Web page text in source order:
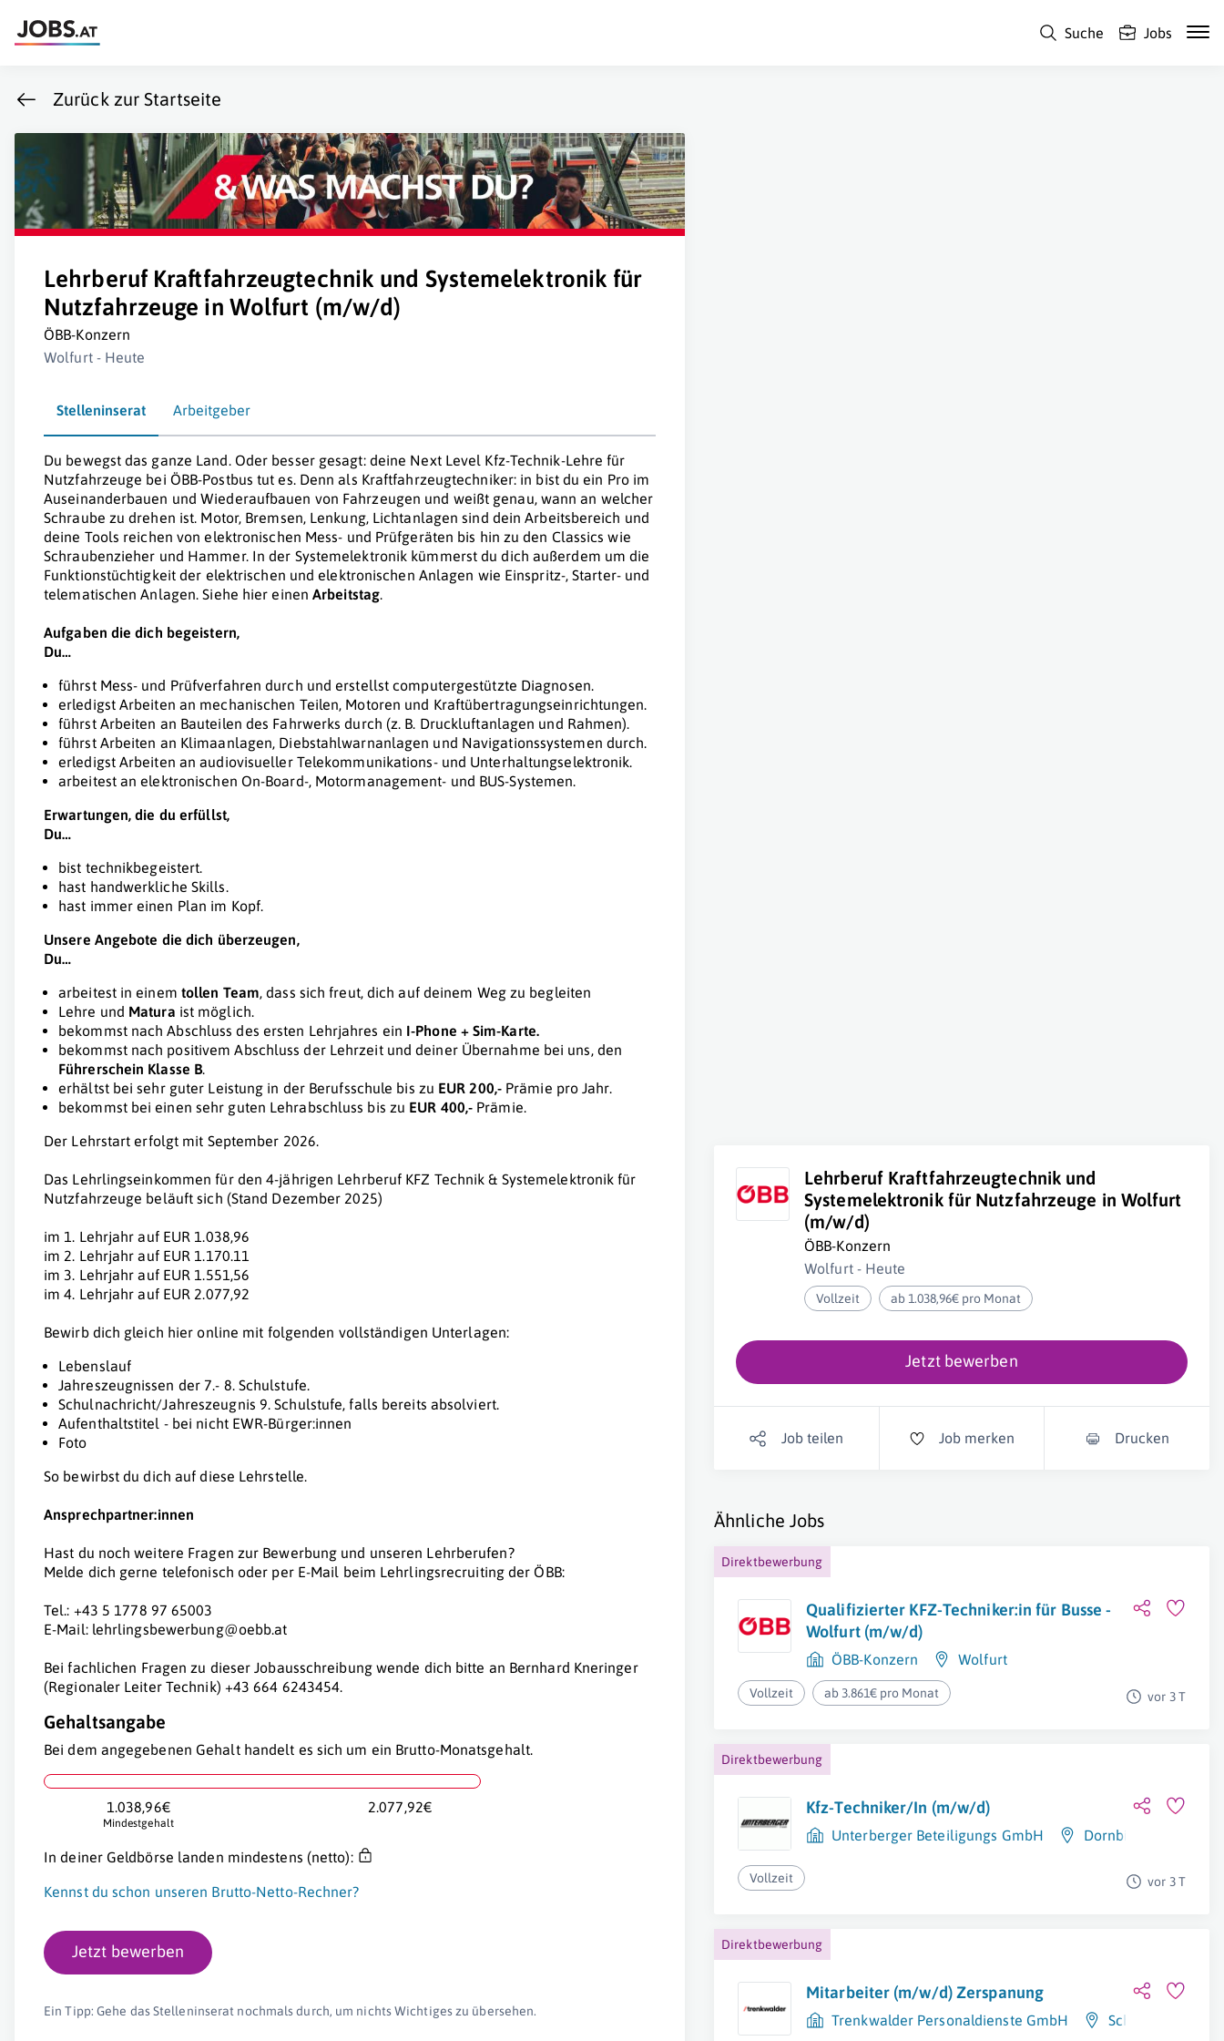
Suche Jobs
Zurück zur Startseite
Lehrberuf Kraftfahrzeugtechnik und Systemelektronik für
Nutzfahrzeuge in Wolfurt (m/w/d)
ÖBB-Konzern
Wolfurt - Heute
Stelleninserat Arbeitgeber
Du bewegst das ganze Land. Oder besser gesagt: deine Next Level Kfz-Technik-Lehre für
Nutzfahrzeuge bei ÖBB-Postbus tut es. Denn als Kraftfahrzeugtechniker: in bist du ein Pro im
Auseinanderbauen und Wiederaufbauen von Fahrzeugen und weißt genau, wann an welcher
Schraube zu drehen ist. Motor, Bremsen, Lenkung, Lichtanlagen sind dein Arbeitsbereich und
deine Tools reichen von elektronischen Mess- und Prüfgeräten bis hin zu den Classics wie
Schraubenzieher und Hammer. In der Systemelektronik kümmerst du dich außerdem um die
Funktionstüchtigkeit der elektrischen und elektronischen Anlagen wie Einspritz-, Starter- und
telematischen Anlagen. Siehe hier einenArbeitstag.
Aufgaben die dich begeistern,
Du…
führst Mess- und Prüfverfahren durch und erstellst computergestützte Diagnosen.
erledigst Arbeiten an mechanischen Teilen, Motoren und Kraftübertragungseinrichtungen.
führst Arbeiten an Bauteilen des Fahrwerks durch (z. B. Druckluftanlagen und Rahmen).
führst Arbeiten an Klimaanlagen, Diebstahlwarnanlagen und Navigationssystemen durch.
erledigst Arbeiten an audiovisueller Telekommunikations- und Unterhaltungselektronik.
arbeitest an elektronischen On-Board-, Motormanagement- und BUS-Systemen.
Erwartungen, die du erfüllst,
Du…
bist technikbegeistert.
hast handwerkliche Skills.
hast immer einen Plan im Kopf.
Unsere Angebote die dich überzeugen,
Du…
arbeitest in einem tollen Team, dass sich freut, dich auf deinem Weg zu begleiten
Lehre und Matura ist möglich.
bekommst nach Abschluss des ersten Lehrjahres ein I-Phone + Sim-Karte.
bekommst nach positivem Abschluss der Lehrzeit und deiner Übernahme bei uns, den
Führerschein Klasse B.
erhältst bei sehr guter Leistung in der Berufsschule bis zu EUR 200,-Prämie pro Jahr.
bekommst bei einen sehr guten Lehrabschluss bis zu EUR 400,- Prämie.
Der Lehrstart erfolgt mit September 2026.
Das Lehrlingseinkommen für den 4-jährigen Lehrberuf KFZ Technik & Systemelektronik für
Nutzfahrzeuge beläuft sich (Stand Dezember 2025)
im 1. Lehrjahr auf EUR 1.038,96
im 2. Lehrjahr auf EUR 1.170.11
im 3. Lehrjahr auf EUR 1.551,56
im 4. Lehrjahr auf EUR 2.077,92
Bewirb dich gleich hier online mit folgenden vollständigen Unterlagen:
Lebenslauf
Jahreszeugnissen der 7.- 8. Schulstufe.
Schulnachricht/Jahreszeugnis 9. Schulstufe, falls bereits absolviert.
Aufenthaltstitel - bei nicht EWR-Bürger:innen
Foto
So bewirbst du dich auf diese Lehrstelle.
Ansprechpartner:innen
Hast du noch weitere Fragen zur Bewerbung und unseren Lehrberufen?
Melde dich gerne telefonisch oder per E-Mail beim Lehrlingsrecruiting der ÖBB:
Tel.: +43 5 1778 97 65003
E-Mail: lehrlingsbewerbung@oebb.at
Bei fachlichen Fragen zu dieser Jobausschreibung wende dich bitte an Bernhard Kneringer
(Regionaler Leiter Technik) +43 664 6243454.
Gehaltsangabe
Bei dem angegebenen Gehalt handelt es sich um ein Brutto-Monatsgehalt.
1.038,96€
Mindestgehalt
2.077,92€
In deiner Geldbörse landen mindestens (netto):
Kennst du schon unseren Brutto-Netto-Rechner?
Jetzt bewerben
Ein Tipp: Gehe das Stelleninserat nochmals durch, um nichts Wichtiges zu übersehen.
Lehrberuf Kraftfahrzeugtechnik und
Systemelektronik für Nutzfahrzeuge in Wolfurt
(m/w/d)
ÖBB-Konzern
Wolfurt - Heute
Vollzeit ab 1.038,96€ pro Monat
Jetzt bewerben
Job teilen Job merken Drucken
Ähnliche Jobs
Direktbewerbung
Qualifizierter KFZ-Techniker:in für Busse -
Wolfurt (m/w/d)
ÖBB-Konzern Wolfurt
Vollzeit ab 3.861€ pro Monat vor 3 T
Direktbewerbung
Kfz-Techniker/In (m/w/d)
Unterberger Beteiligungs GmbH Dornbirn
Vollzeit vor 3 T
Direktbewerbung
Mitarbeiter (m/w/d) Zerspanung
Trenkwalder Personaldienste GmbH Schlins